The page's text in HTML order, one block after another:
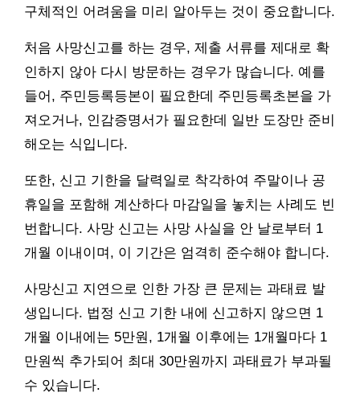
구체적인 어려움을 미리 알아두는 것이 중요합니다.
처음 사망신고를 하는 경우, 제출 서류를 제대로 확
인하지 않아 다시 방문하는 경우가 많습니다. 예를
들어, 주민등록등본이 필요한데 주민등록초본을 가
져오거나, 인감증명서가 필요한데 일반 도장만 준비
해오는 식입니다.
또한, 신고 기한을 달력일로 착각하여 주말이나 공
휴일을 포함해 계산하다 마감일을 놓치는 사례도 빈
번합니다. 사망 신고는 사망 사실을 안 날로부터 1
개월 이내이며, 이 기간은 엄격히 준수해야 합니다.
사망신고 지연으로 인한 가장 큰 문제는 과태료 발
생입니다. 법정 신고 기한 내에 신고하지 않으면 1
개월 이내에는 5만원, 1개월 이후에는 1개월마다 1
만원씩 추가되어 최대 30만원까지 과태료가 부과될
수 있습니다.